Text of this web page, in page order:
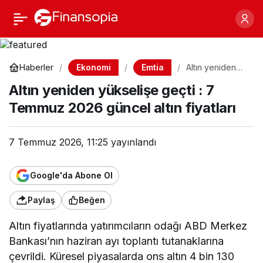
Haberler Ekonomi Emtia
Altın yeniden
7 Temmuz
2026 güncel
altın fiyatları
Altın yeniden yükselişe geçti : 7
Temmuz 2026 güncel altın fiyatları
7 Temmuz 2026, 11:25 yayınlandı
Google'da Abone Ol
Paylaş Beğen
Altın fiyatlarında yatırımcıların odağı ABD Merkez
Bankası’nın haziran ayı toplantı tutanaklarına
çevrildi. Küresel piyasalarda ons altın 4 bin 130
Altın yeniden yükselişe
geçti : 7 Temmuz 2026
Paylaş